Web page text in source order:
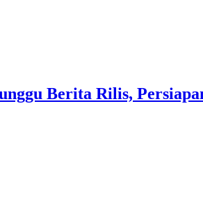
Berita Rilis,